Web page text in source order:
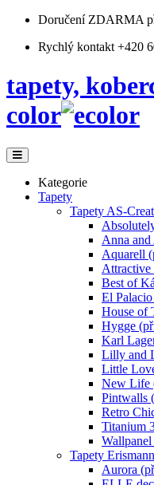
Doručení ZDARMA
Rychlý kontakt +420
tapety,
color
Kategorie
Tapety
Tapety AS-
Anna
Aquarell
Attractive
Best of
El
House of
Hygge
Karl
Lilly and
Little
New Life
Pintwalls
Retro
Titanium
Tapety Erismann
Aurora